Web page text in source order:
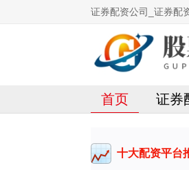
证券配资公司_证券配
首页 证券
十大配资平台